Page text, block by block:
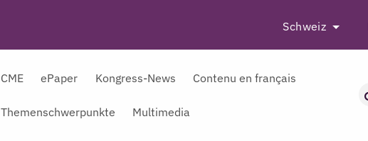
Schweiz
CME ePaper Kongress-News Contenu en français
Themenschwerpunkte Multimedia